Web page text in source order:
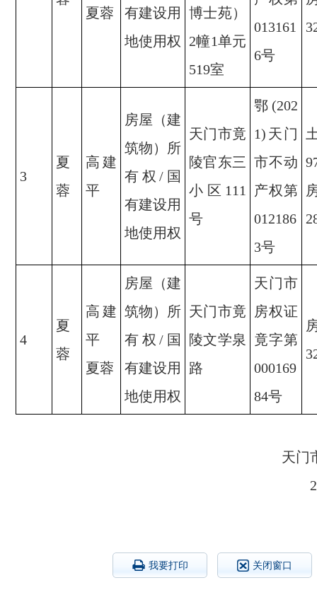
夏蓉
有建设用
地使用权
博士苑）
2幢1单元
519室
013161
6号
3
夏
蓉
高建
平
房屋（建
筑物）所
有权/国
有建设用
地使用权
天门市竟
陵官东三
小区111
号
鄂(202
1)天门
市不动
产权第
012186
3号
4
夏
蓉
高建
平
夏蓉
房屋（建
筑物）所
有权/国
有建设用
地使用权
天门市竟
陵文学泉
路
天门市
房权证
竟字第
000169
84号
天门
我要打印 关闭窗口